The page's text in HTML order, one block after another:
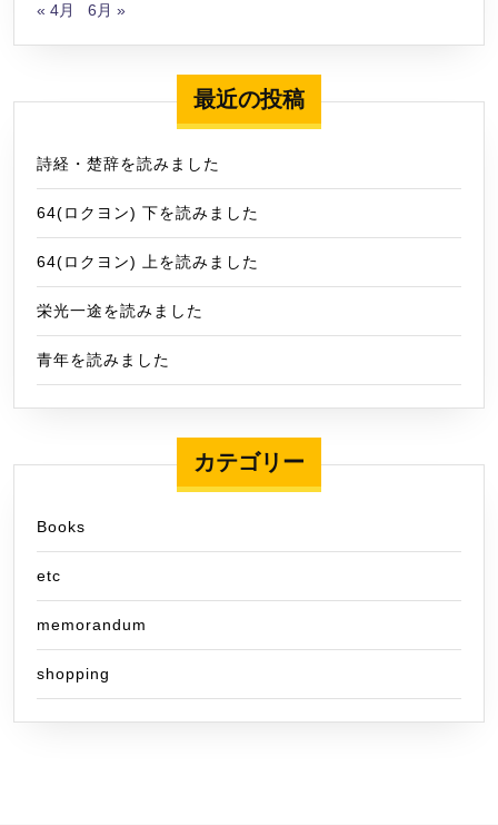
た
« 4月 6月 »
最近の投稿
詩経・楚辞を読みました
64(ロクヨン) 下を読みました
64(ロクヨン) 上を読みました
栄光一途を読みました
青年を読みました
カテゴリー
Books
etc
memorandum
shopping